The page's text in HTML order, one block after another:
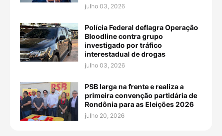
julho 03, 2026
Polícia Federal deflagra Operação
Bloodline contra grupo
investigado por tráfico
interestadual de drogas
julho 03, 2026
PSB larga na frente e realiza a
primeira convenção partidária de
Rondônia para as Eleições 2026
julho 20, 2026